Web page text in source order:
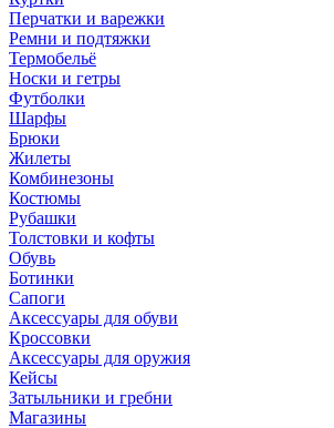
Перчатки и варежки
Ремни и подтяжки
Термобельё
Носки и гетры
Футболки
Шарфы
Брюки
Жилеты
Комбинезоны
Костюмы
Рубашки
Толстовки и кофты
Обувь
Ботинки
Сапоги
Аксессуары для обуви
Кроссовки
Аксессуары для оружия
Кейсы
Затыльники и гребни
Магазины